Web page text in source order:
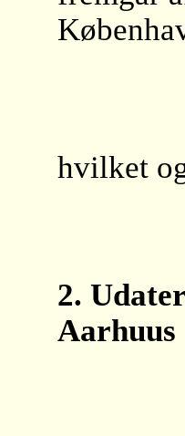
hvilket
2.
Aarhuus